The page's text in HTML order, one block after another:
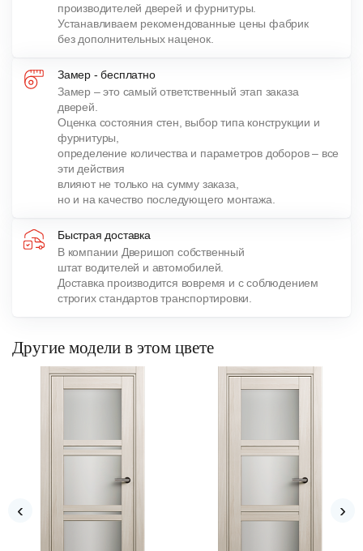
производителей дверей и фурнитуры.
Устанавливаем рекомендованные цены фабрик
без дополнительных наценок.
Замер - бесплатно
Замер – это самый ответственный этап заказа
дверей.
Оценка состояния стен, выбор типа конструкции и
фурнитуры,
определение количества и параметров доборов – все
эти действия
влияют не только на сумму заказа,
но и на качество последующего монтажа.
Быстрая доставка
В компании Дверишоп собственный
штат водителей и автомобилей.
Доставка производится вовремя и с соблюдением
строгих стандартов транспортировки.
Другие модели в этом цвете
‹ ›